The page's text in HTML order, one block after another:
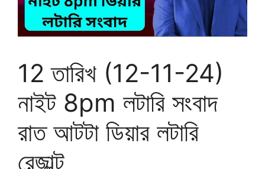
12 তারিখ (12-11-24)
নাইট 8pm লটারি সংবাদ
রাত আটটা ডিয়ার লটারি
রেজাল্ট